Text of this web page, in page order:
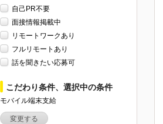
自己PR不要
面接情報掲載中
リモートワークあり
フルリモートあり
話を聞きたい応募可
こだわり条件、選択中の条件
モバイル端末支給
変更する